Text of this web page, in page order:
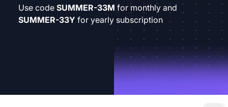
Use code SUMMER-33M for monthly and
SUMMER-33Y for yearly subscription